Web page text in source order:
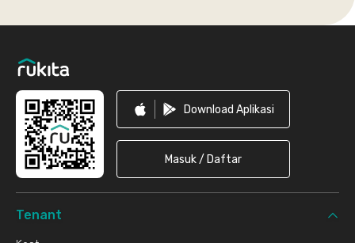
Download Aplikasi
Masuk / Daftar
Tenant